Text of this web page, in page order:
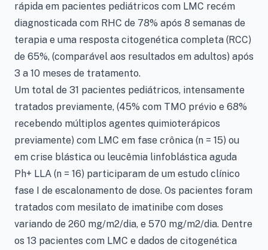
rápida em pacientes pediátricos com LMC recém
diagnosticada com RHC de 78% após 8 semanas de
terapia e uma resposta citogenética completa (RCC)
de 65%, (comparável aos resultados em adultos) após
3 a 10 meses de tratamento.
Um total de 31 pacientes pediátricos, intensamente
tratados previamente, (45% com TMO prévio e 68%
recebendo múltiplos agentes quimioterápicos
previamente) com LMC em fase crônica (n = 15) ou
em crise blástica ou leucêmia linfoblástica aguda
Ph+ LLA (n = 16) participaram de um estudo clínico
fase I de escalonamento de dose. Os pacientes foram
tratados com mesilato de imatinibe com doses
variando de 260 mg/m2/dia, e 570 mg/m2/dia. Dentre
os 13 pacientes com LMC e dados de citogenética